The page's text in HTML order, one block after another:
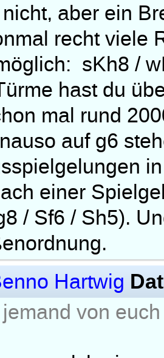
aber ein
recht viele
sKh8 /
hast du
mal rund
auf g6
einer
/ Sf6 / Sh5).
Hartwig
von